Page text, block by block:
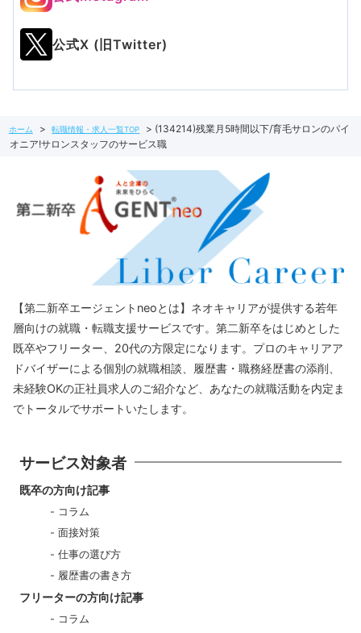
公式X (旧Twitter)
ホーム 転職情報・求人一覧TOP
(134214)残業月5時間以下/育毛サロンのパイ
オニア!サロンスタッフのサービス職
【第二新卒エージェントneoとは】ネオキャリアが提供する若年
層向けの就職・転職支援サービスです。第二新卒をはじめとした
既卒やフリーター、20代の方限定になります。プロのキャリアア
ドバイザーによる個別の就職相談、履歴書・職務経歴書の添削、
未経験OKの正社員求人のご紹介など、あなたの就職活動を内定ま
でトータルでサポートいたします。
サービス対象者
既卒の方向け記事
コラム
面接対策
仕事の選び方
履歴書の書き方
フリーターの方向け記事
コラム